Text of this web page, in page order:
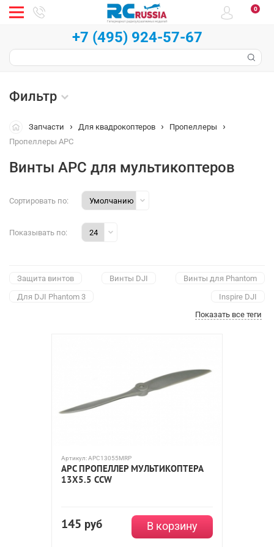
0
+7 (495) 924-57-67
Фильтр
Запчасти Для квадрокоптеров
Пропеллеры
Пропеллеры APC
Винты APC для мультикоптеров
Сортировать по:
Показывать по:
Защита винтов Винты DJI
Винты для Phantom
Для DJI Phantom 3
Inspire DJI
Пропеллеры APC
Yuneec
Показать все теги
Артикул:APC13055MRP
APC ПРОПЕЛЛЕР МУЛЬТИКОПТЕРА
13X5.5 CCW
145 руб В корзину